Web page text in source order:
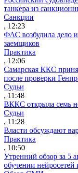
танкера из
Санкции
, 12:23
ФАС возбудила дело
заемщиков
Практика
, 12:06
Самарская ККС
после проверки
Судьи
, 11:48
ВККС открыла семь
Судьи
, 11:28
Власти обсуждают
Практика
, 10:50
Утренний обзор за 5
обучении